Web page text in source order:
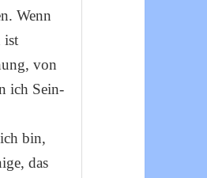
Wenn
ist
von
ich Sein-
bin,
das